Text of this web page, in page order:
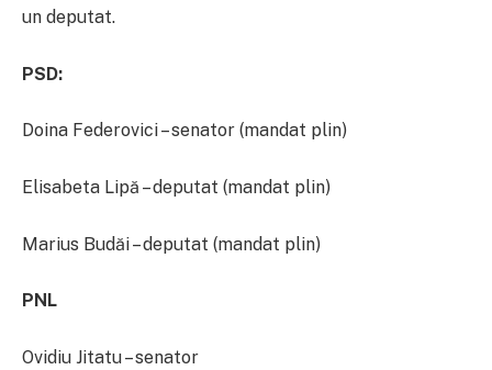
un deputat.
PSD:
Doina Federovici – senator (mandat plin)
Elisabeta Lipă – deputat (mandat plin)
Marius Budăi – deputat (mandat plin)
PNL
Ovidiu Jitatu – senator